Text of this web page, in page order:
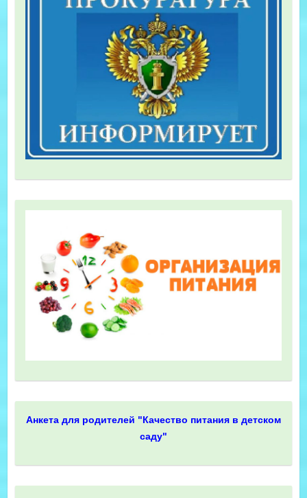
Анкета для родителей "Качество питания в детском
саду"